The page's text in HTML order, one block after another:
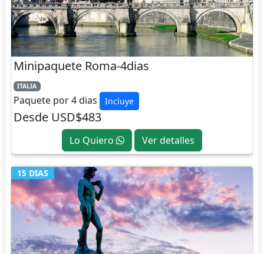
Minipaquete Roma-4dias
ITALIA
Paquete por 4 dias Incluye
Desde USD$483
Lo Quiero Ver detalles
15 DIAS